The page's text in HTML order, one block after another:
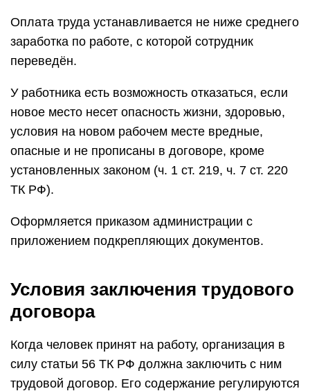
Оплата труда устанавливается не ниже среднего
заработка по работе, с которой сотрудник
переведён.
У работника есть возможность отказаться, если
новое место несет опасность жизни, здоровью,
условия на новом рабочем месте вредные,
опасные и не прописаны в договоре, кроме
установленных законом (ч. 1 ст. 219, ч. 7 ст. 220
ТК РФ).
Оформляется приказом администрации с
приложением подкрепляющих документов.
Условия заключения трудового
договора
Когда человек принят на работу, организация в
силу статьи 56 ТК РФ должна заключить с ним
трудовой договор. Его содержание регулируются